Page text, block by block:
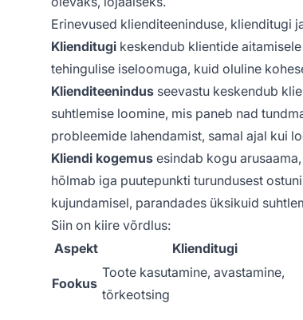
Erinevused klienditeeninduse, klienditugi
Klienditugi keskendub klientide
tehingulise iseloomuga, kuid oluline
Klienditeenindus seevastu keskendub
suhtlemise loomine, mis paneb nad
probleemide lahendamist, samal ajal kui
Kliendi kogemus esindab kogu
hõlmab iga puutepunkti turundusest
kujundamisel, parandades üksikuid
Siin on kiire võrdlus:
Aspekt
Klienditugi
Fookus
Toote kasutamine, avastamine,
tõrkeotsing